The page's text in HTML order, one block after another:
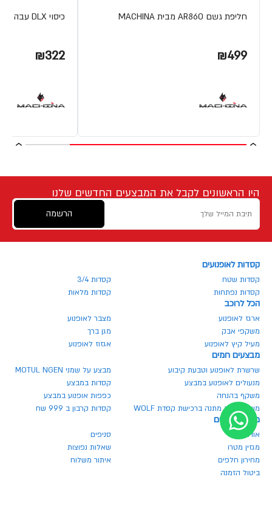
חליפת גשם AR860 מבית MACHINA
₪499
כיסוי DLX עבה לטרקטורון וSBS מבית MACHINA
₪322
היו הראשונים לקבל את המבצעים החדשים שלנו
הרשמה
קסדות לאופנועים
קסדות שטח
קסדות 3/4
קסדות נפתחות
קסדות מלאות
הכל לרוכב
ארגז לאופנוע
מצבר לאופנוע
משקפי אבק
מגן ברך
מעיל קיץ לאופנוע
אגזוז לאופנוע
מבצעים חמים
שרשרת לאופנוע וטבעת קיבוע
מבצע על שמני MOTUL NGEN
מנעולים לאופנוע במבצע
קסדות במבצע
משקף בהנחה
כפפות אופנוע במבצע
משקף אבק מתנה ברכישת קסדת WOLF
קסדות קרבון ב 999 שח
מטרו אביזרים
אודותינו
סניפים
מגזין מטרו
שאלות נפוצות
מחירון חלפים
איתור משלוח
ביטול הזמנה